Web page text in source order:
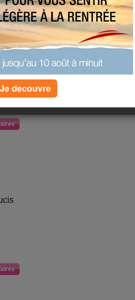
-
Je decouvre